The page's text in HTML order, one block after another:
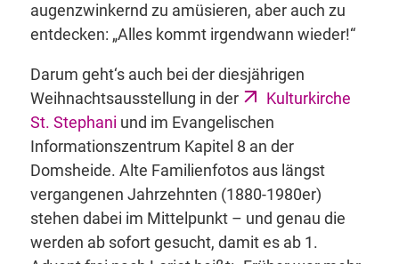
augenzwinkernd zu amüsieren, aber auch zu
entdecken: „Alles kommt irgendwann wieder!“
Darum geht‘s auch bei der diesjährigen
Weihnachtsausstellung in der
Kulturkirche
St. Stephani und im Evangelischen
Informationszentrum Kapitel 8 an der
Domsheide. Alte Familienfotos aus längst
vergangenen Jahrzehnten (1880-1980er)
stehen dabei im Mittelpunkt – und genau die
werden ab sofort gesucht, damit es ab 1.